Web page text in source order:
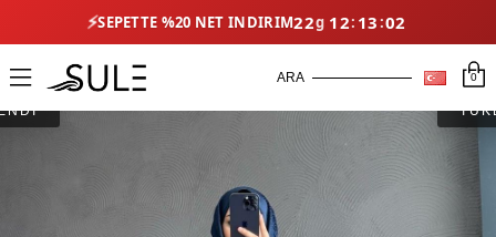
⚡SEPETTE %20 NET İNDIRIM22 12 13 01
0